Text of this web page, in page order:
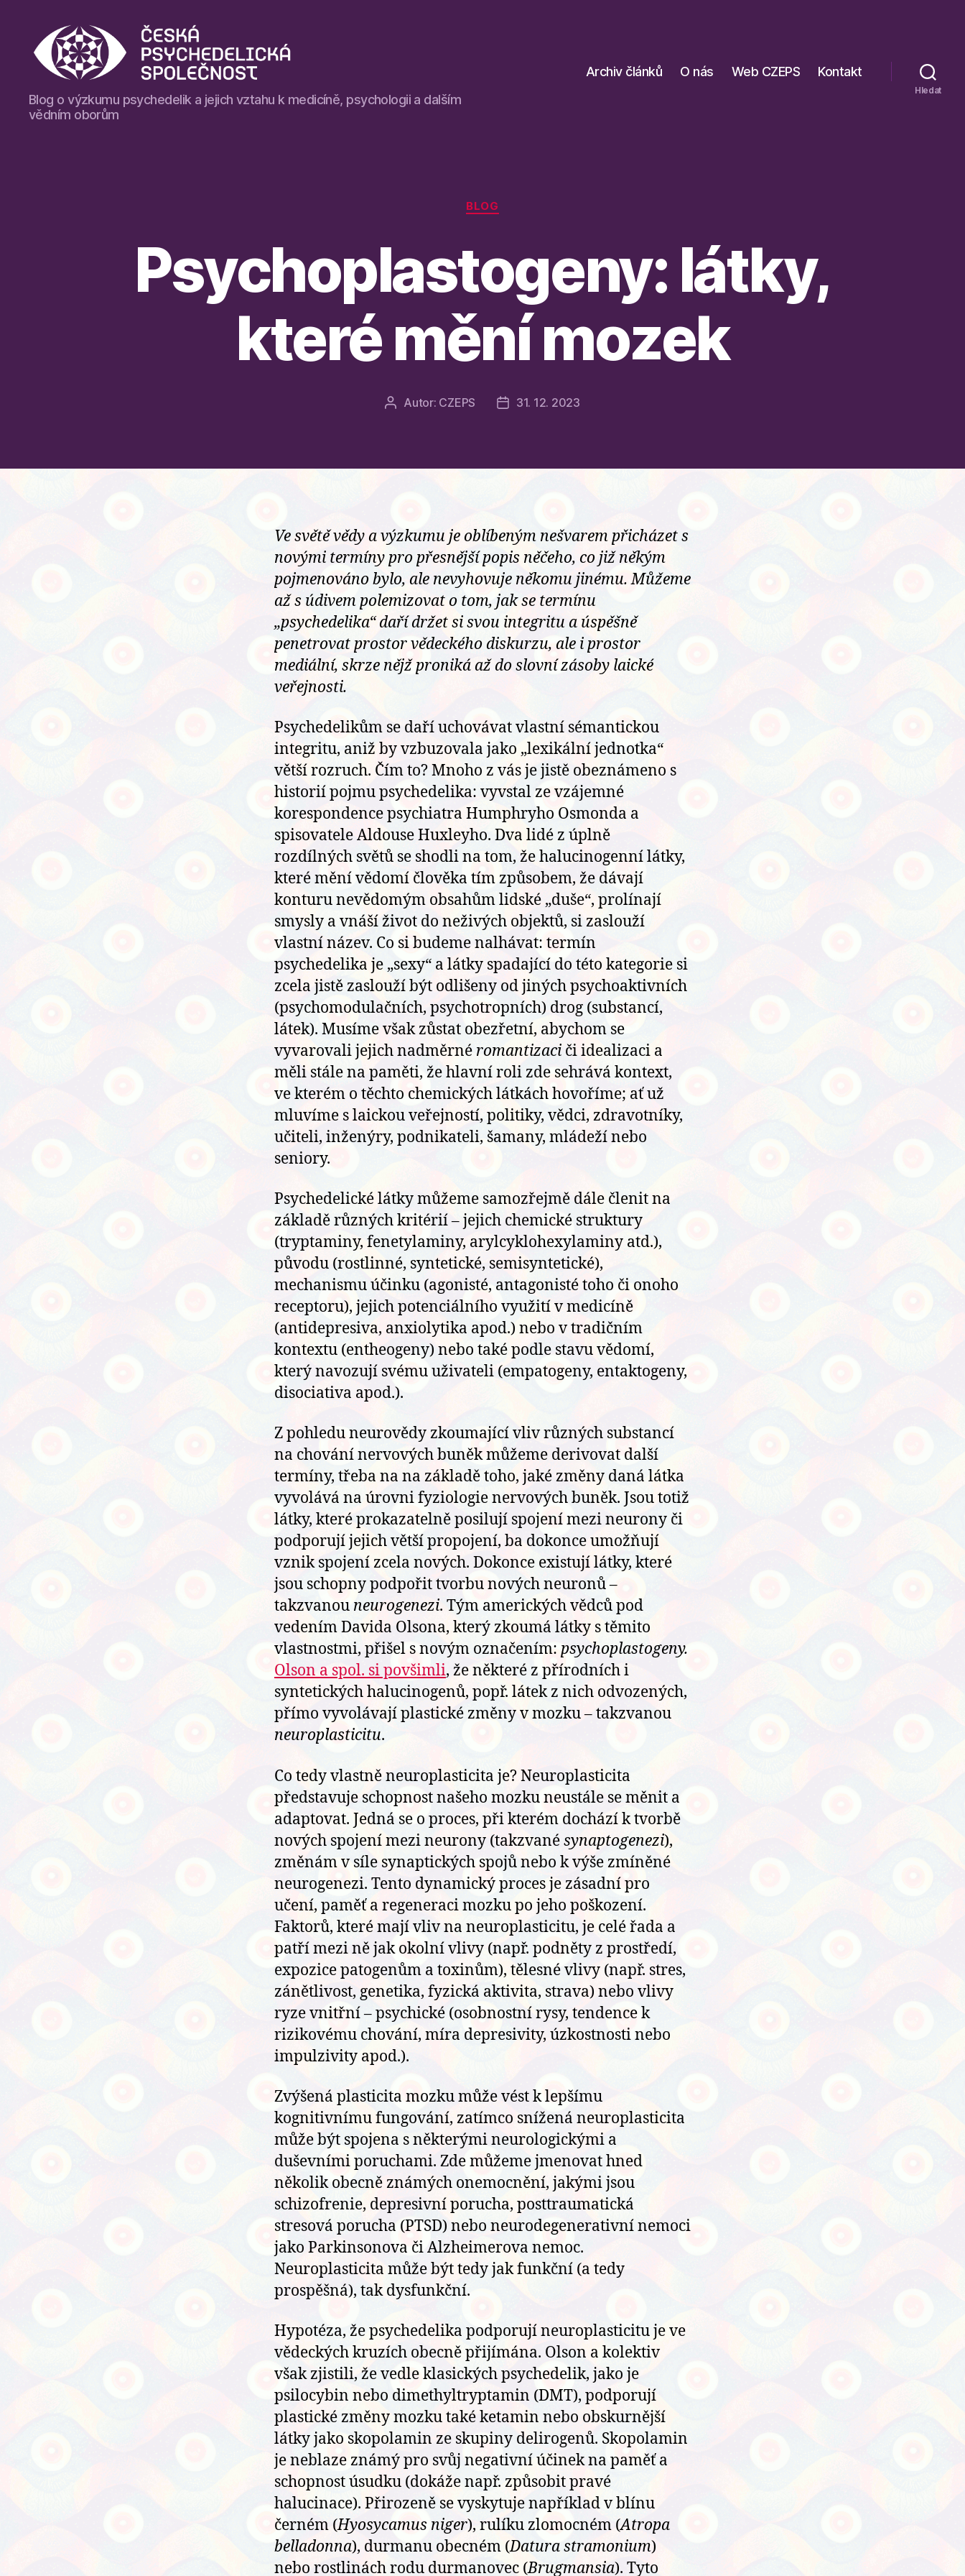
Blog
České
psychedelické
Blog o výzkumu psychedelik a jejich vztahu k medicíně, psychologii a dalším
vědním oborům
Archiv článků O nás Web CZEPS Kontakt
Hledat
Rubriky
BLOG
Psychoplastogeny: látky,
které mění mozek
AutorAutor: CZEPS
Datum
31. 12. 2023
Ve světě vědy a výzkumu je oblíbeným nešvarem přicházet s
novými termíny pro přesnější popis něčeho, co již někým
pojmenováno bylo, ale nevyhovuje někomu jinému. Můžeme
až s údivem polemizovat o tom, jak se termínu
„psychedelika“ daří držet si svou integritu a úspěšně
penetrovat prostor vědeckého diskurzu, ale i prostor
mediální, skrze nějž proniká až do slovní zásoby laické
veřejnosti.
Psychedelikům se daří uchovávat vlastní sémantickou
integritu, aniž by vzbuzovala jako „lexikální jednotka“
větší rozruch. Čím to? Mnoho z vás je jistě obeznámeno s
historií pojmu psychedelika: vyvstal ze vzájemné
korespondence psychiatra Humphryho Osmonda a
spisovatele Aldouse Huxleyho. Dva lidé z úplně
rozdílných světů se shodli na tom, že halucinogenní látky,
které mění vědomí člověka tím způsobem, že dávají
konturu nevědomým obsahům lidské „duše“, prolínají
smysly a vnáší život do neživých objektů, si zaslouží
vlastní název. Co si budeme nalhávat: termín
psychedelika je „sexy“ a látky spadající do této kategorie si
zcela jistě zaslouží být odlišeny od jiných psychoaktivních
(psychomodulačních, psychotropních) drog (substancí,
látek). Musíme však zůstat obezřetní, abychom se
vyvarovali jejich nadměrné romantizaci či idealizaci a
měli stále na paměti, že hlavní roli zde sehrává kontext,
ve kterém o těchto chemických látkách hovoříme; ať už
mluvíme s laickou veřejností, politiky, vědci, zdravotníky,
učiteli, inženýry, podnikateli, šamany, mládeží nebo
seniory.
Psychedelické látky můžeme samozřejmě dále členit na
základě různých kritérií – jejich chemické struktury
(tryptaminy, fenetylaminy, arylcyklohexylaminy atd.),
původu (rostlinné, syntetické, semisyntetické),
mechanismu účinku (agonisté, antagonisté toho či onoho
receptoru), jejich potenciálního využití v medicíně
(antidepresiva, anxiolytika apod.) nebo v tradičním
kontextu (entheogeny) nebo také podle stavu vědomí,
který navozují svému uživateli (empatogeny, entaktogeny,
disociativa apod.).
Z pohledu neurovědy zkoumající vliv různých substancí
na chování nervových buněk můžeme derivovat další
termíny, třeba na na základě toho, jaké změny daná látka
vyvolává na úrovni fyziologie nervových buněk. Jsou totiž
látky, které prokazatelně posilují spojení mezi neurony či
podporují jejich větší propojení, ba dokonce umožňují
vznik spojení zcela nových. Dokonce existují látky, které
jsou schopny podpořit tvorbu nových neuronů –
takzvanou neurogenezi. Tým amerických vědců pod
vedením Davida Olsona, který zkoumá látky s těmito
vlastnostmi, přišel s novým označením: psychoplastogeny.
Olson a spol. sipovšimli, že některé z přírodních i
syntetických halucinogenů, popř. látek z nich odvozených,
přímo vyvolávají plastické změny v mozku – takzvanou
neuroplasticitu.
Co tedy vlastně neuroplasticita je? Neuroplasticita
představuje schopnost našeho mozku neustále se měnit a
adaptovat. Jedná se o proces, při kterém dochází k tvorbě
nových spojení mezi neurony (takzvanésynaptogenezi),
změnám v síle synaptických spojů nebo k výše zmíněné
neurogenezi. Tento dynamický proces je zásadní pro
učení, paměť a regeneraci mozku po jeho poškození.
Faktorů, které mají vliv na neuroplasticitu, je celé řada a
patří mezi ně jak okolní vlivy (např. podněty z prostředí,
expozice patogenům a toxinům), tělesné vlivy (např. stres,
zánětlivost, genetika, fyzická aktivita, strava) nebo vlivy
ryze vnitřní – psychické (osobnostní rysy, tendence k
rizikovému chování, míra depresivity, úzkostnosti nebo
impulzivity apod.).
Zvýšená plasticita mozku může vést k lepšímu
kognitivnímu fungování, zatímco snížená neuroplasticita
může být spojena s některými neurologickými a
duševními poruchami. Zde můžeme jmenovat hned
několik obecně známých onemocnění, jakými jsou
schizofrenie, depresivní porucha, posttraumatická
stresová porucha (PTSD) nebo neurodegenerativní nemoci
jako Parkinsonova či Alzheimerova nemoc.
Neuroplasticita může být tedy jak funkční (a tedy
prospěšná), tak dysfunkční.
Hypotéza, že psychedelika podporují neuroplasticitu je ve
vědeckých kruzích obecně přijímána. Olson a kolektiv
však zjistili, že vedle klasických psychedelik, jako je
psilocybin nebo dimethyltryptamin (DMT), podporují
plastické změny mozku také ketamin nebo obskurnější
látky jako skopolamin ze skupiny delirogenů. Skopolamin
je neblaze známý pro svůj negativní účinek na paměť a
schopnost úsudku (dokáže např. způsobit pravé
halucinace). Přirozeně se vyskytuje například v blínu
černém (Hyosycamus niger), rulíku zlomocném (Atropa
belladonna), durmanu obecném (Datura stramonium)
nebo rostlinách rodu durmanovec (Brugmansia). Tyto